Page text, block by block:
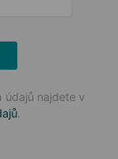
najdete v
.